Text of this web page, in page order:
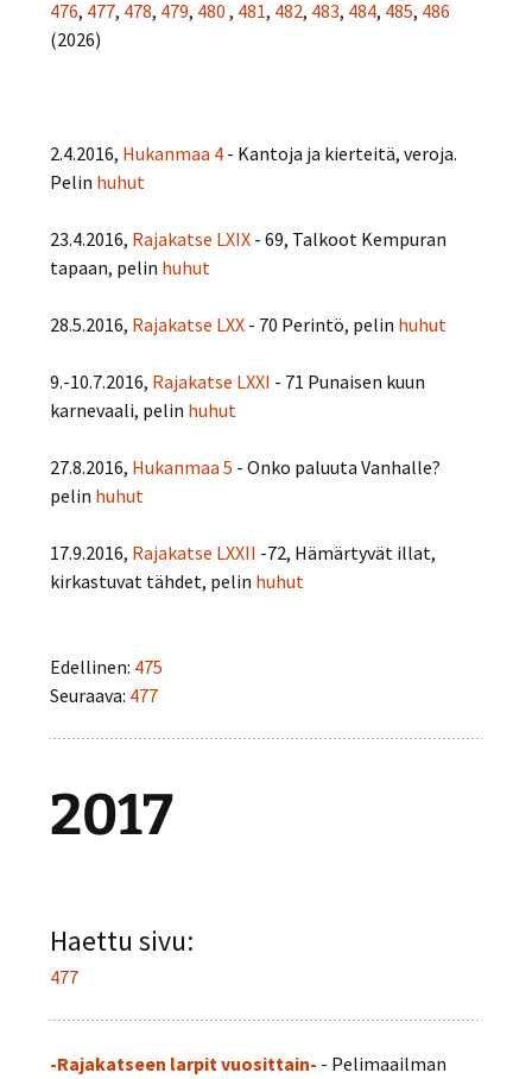
476, 477, 478, 479, 480 , 481, 482, 483, 484, 485, 486
(2026)
2.4.2016, Hukanmaa 4 - Kantoja ja kierteitä, veroja.
Pelin huhut
23.4.2016, Rajakatse LXIX - 69, Talkoot Kempuran
tapaan, pelin huhut
28.5.2016, Rajakatse LXX - 70 Perintö, pelin huhut
9.-10.7.2016, Rajakatse LXXI - 71 Punaisen kuun
karnevaali, pelin huhut
27.8.2016, Hukanmaa 5 - Onko paluuta Vanhalle?
pelin huhut
17.9.2016, Rajakatse LXXII -72, Hämärtyvät illat,
kirkastuvat tähdet, pelin huhut
Edellinen: 475
Seuraava: 477
2017
Haettu sivu:
477
-Rajakatseen larpit vuosittain- - Pelimaailman